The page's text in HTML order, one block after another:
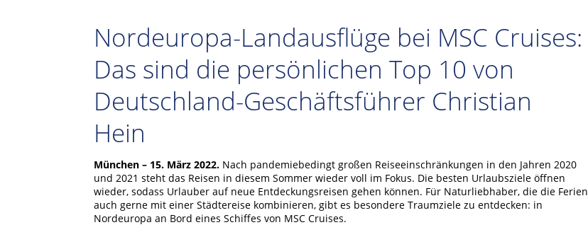
Nordeuropa-Landausflüge bei MSC Cruises:
Das sind die persönlichen Top 10 von
Deutschland-Geschäftsführer Christian
Hein
München – 15. März 2022. Nach pandemiebedingt großen Reiseeinschränkungen in den Jahren 2020
und 2021 steht das Reisen in diesem Sommer wieder voll im Fokus. Die besten Urlaubsziele öffnen
wieder, sodass Urlauber auf neue Entdeckungsreisen gehen können. Für Naturliebhaber, die die Ferien
auch gerne mit einer Städtereise kombinieren, gibt es besondere Traumziele zu entdecken: in
Nordeuropa an Bord eines Schiffes von MSC Cruises.